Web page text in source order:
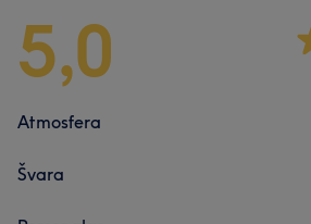
5,0
Atmosfera
Švara